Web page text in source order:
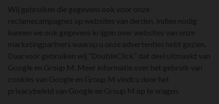
Wij gebruiken die gegevens ook voor onze
reclamecampagnes op websites van derden. Indien nodig
kunnen we ook gegevens krijgen over websites van onze
marketingpartners waarop u onze advertenties hebt gezien.
Daarvoor gebruiken wij “DoubleClick” dat deel uitmaakt van
Google en Group M. Meer informatie over het gebruik van
cookies van Google en Group M vindt u door het
privacybeleid van Google en Group M op te vragen.